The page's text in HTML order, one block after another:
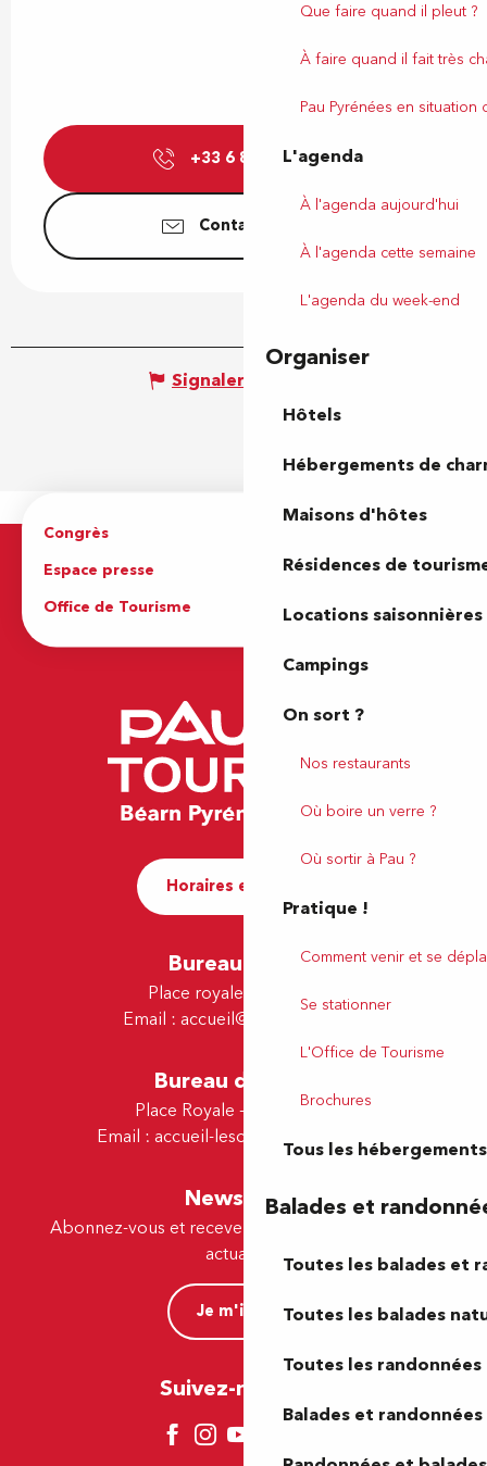
Que faire quand il pleut ?
À faire quand il fait très
Pau Pyrénées en situation
L'agenda
À l'agenda aujourd'hui
À l'agenda cette semaine
L'agenda du week-end
Organiser
Hôtels
Hébergements de
Maisons d'hôtes
Résidences de
Locations saisonnières
Campings
On sort ?
Nos restaurants
Où boire un verre ?
Où sortir à Pau ?
Pratique !
Comment venir et se
Se stationner
L'Office de Tourisme
Brochures
Tous les hébergements
Balades et
Toutes les balades et
Toutes les balades
Toutes les randonnées
Balades et
+33 6 87 35 78▒▒
Contactez-nous
Signaler une erreur
Congrès
Espace presse
Brochures
Office de Tourisme
Horaires et contact
Bureau de Pau
Place royale - 64000 Pau
Email : accueil@tourismepau.fr
Bureau de Lescar
Place Royale - 64230 Lescar
Email : accueil-lescar@tourismepau.fr
Newsletter
Abonnez-vous et recevez par e-mail nos offres et
actualités.
Je m'inscris
Suivez-nous ici !